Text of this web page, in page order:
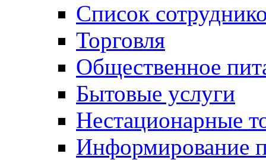
Список
Торговля
Общественное
Бытовые услуги
Нестационарные
Информирование